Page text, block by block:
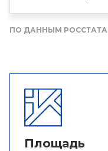
ПО ДАННЫМ РОССТАТА
Площадь